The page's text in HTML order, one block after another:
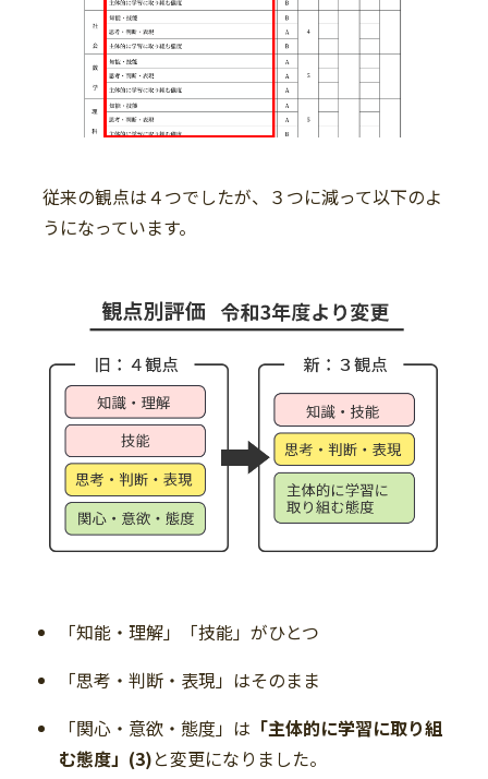
従来の観点は４つでしたが、３つに減って以下のよ
うになっています。
「知能・理解」「技能」がひとつ
「思考・判断・表現」はそのまま
「関心・意欲・態度」は 「主体的に学習に取り組
む態度」(3)と変更になりました。